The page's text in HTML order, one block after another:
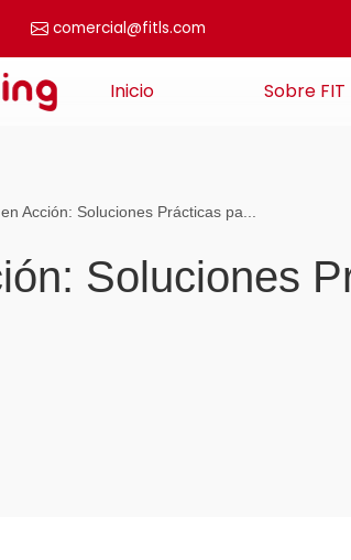
comercial@fitls.com
Inicio Sobre FIT
Acción: Soluciones Prácticas pa...
Soluciones